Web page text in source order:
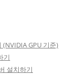
GPU 기준)
기
설치하기